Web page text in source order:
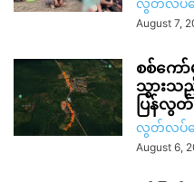
လွတ်လပ်သ
August 7,
စစ်ကော်
သွားသ
ပြန်လွ
လွတ်လပ်သ
August 6,